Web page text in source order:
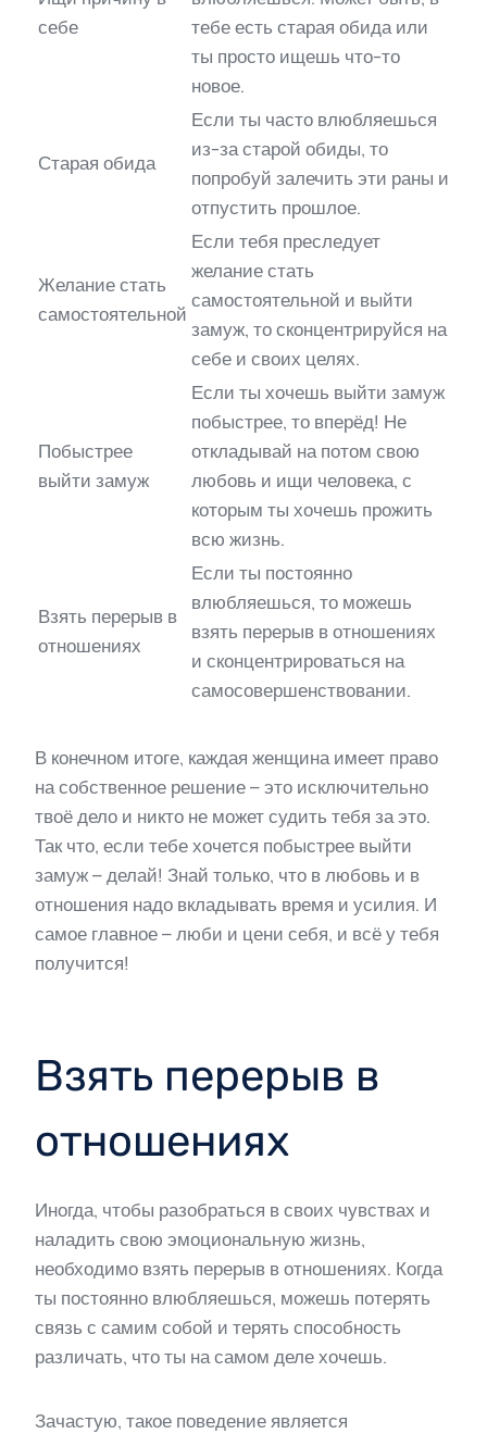
себе
тебе есть старая обида или
ты просто ищешь что-то
новое.
Старая обида
Если ты часто влюбляешься
из-за старой обиды, то
попробуй залечить эти раны и
отпустить прошлое.
Желание стать
самостоятельной
Если тебя преследует
желание стать
самостоятельной и выйти
замуж, то сконцентрируйся на
себе и своих целях.
Побыстрее
выйти замуж
Если ты хочешь выйти замуж
побыстрее, то вперёд! Не
откладывай на потом свою
любовь и ищи человека, с
которым ты хочешь прожить
всю жизнь.
Взять перерыв в
отношениях
Если ты постоянно
влюбляешься, то можешь
взять перерыв в отношениях
и сконцентрироваться на
самосовершенствовании.
В конечном итоге, каждая женщина имеет право
на собственное решение – это исключительно
твоё дело и никто не может судить тебя за это.
Так что, если тебе хочется побыстрее выйти
замуж – делай! Знай только, что в любовь и в
отношения надо вкладывать время и усилия. И
самое главное – люби и цени себя, и всё у тебя
получится!
Взять перерыв в
отношениях
Иногда, чтобы разобраться в своих чувствах и
наладить свою эмоциональную жизнь,
необходимо взять перерыв в отношениях. Когда
ты постоянно влюбляешься, можешь потерять
связь с самим собой и терять способность
различать, что ты на самом деле хочешь.
Зачастую, такое поведение является